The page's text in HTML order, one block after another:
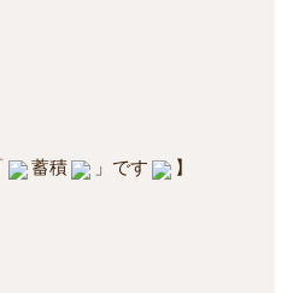
蓄積 」です 】